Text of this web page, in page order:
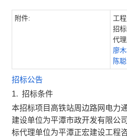
附件:
工
招
代
廖
陈
招标公告
1. 招标条件
本招标项目 高铁站周边路网电力
建设单位为平潭市政开发有限公司
标代理单位为平潭正宏建设工程